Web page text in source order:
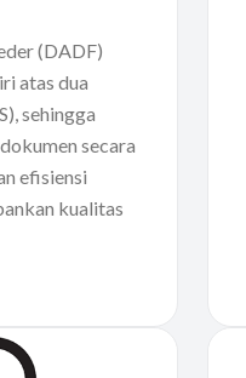
(DADF)
atas dua
sehingga
secara
efisiensi
kualitas